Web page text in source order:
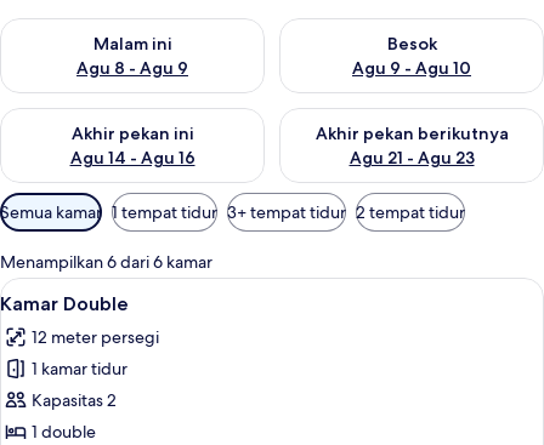
Malam ini
Agu 8 - Agu 9
Periksa ketersediaan untuk malam ini Agu 8 - Agu 9
Besok
Agu 9 - Agu 10
Periksa ketersediaan untuk
Akhir pekan ini
Agu 14 - Agu 16
Periksa ketersediaan untuk akhir pekan ini Agu 14 - Agu 16
Akhir pekan berikutnya
Agu 21 - Agu 23
Periksa ketersediaan untuk
Filter
tersedia
untuk
kamar
Semua kamar 1 tempat tidur 3+ tempat tidur 2 tempat tidur
Menampilkan 6 dari 6 kamar
Lihat
semua
foto
untuk
Kamar
Double
Kamar Double | Brankas, meja kerja,
7
Kamar Double
12 meter persegi
1 kamar tidur
Kapasitas 2
1 double